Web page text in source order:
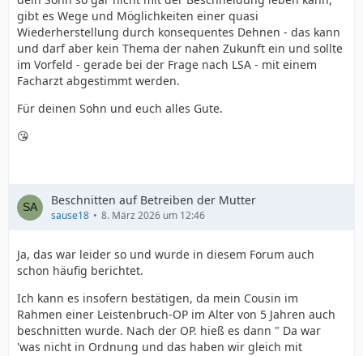
gibt es Wege und Möglichkeiten einer quasi
Wiederherstellung durch konsequentes Dehnen - das kann
und darf aber kein Thema der nahen Zukunft ein und sollte
im Vorfeld - gerade bei der Frage nach LSA - mit einem
Facharzt abgestimmt werden.
Für deinen Sohn und euch alles Gute.
😘
Beschnitten auf Betreiben der Mutter
sause18 8. März 2026 um 12:46
Ja, das war leider so und wurde in diesem Forum auch
schon häufig berichtet.
Ich kann es insofern bestätigen, da mein Cousin im
Rahmen einer Leistenbruch-OP im Alter von 5 Jahren auch
beschnitten wurde. Nach der OP. hieß es dann " Da war
'was nicht in Ordnung und das haben wir gleich mit